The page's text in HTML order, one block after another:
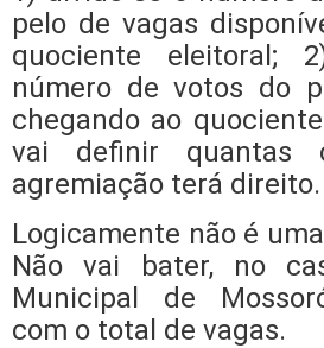
pelo de vagas
quociente eleitoral;
número de votos do
chegando ao
vai definir quantas
agremiação terá direito.
Logicamente não é
Não vai bater, no
Municipal de
com o total de vagas.